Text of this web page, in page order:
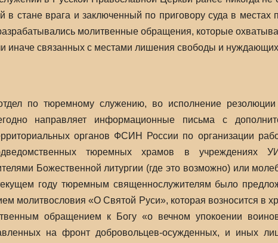
в стане врага и заключенный по приговору суда в
молитвенные обращения, которые
иначе связанных с местами лишения свободы и
по тюремному служению, во исполнение
направляет информационные письма с
органов ФСИН России по организации
тюремных храмов в
Божественной литургии (где это возможно) или
году тюремным священнослужителям было
молитвословия «О Святой Руси», которая возносится в
обращением к Богу «о вечном упокоении
на фронт добровольцев-осужденных, и иных